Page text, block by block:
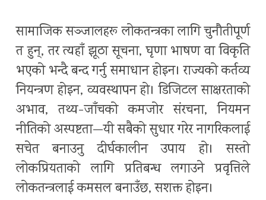
सामाजिक सञ्जालहरू लोकतन्त्रका लागि चुनौतीपूर्ण
त हुन्, तर त्यहाँ झूठा सूचना, घृणा भाषण वा विकृति
भएको भन्दै बन्द गर्नु समाधान होइन। राज्यको कर्तव्य
नियन्त्रण होइन, व्यवस्थापन हो। डिजिटल साक्षरताको
अभाव, तथ्य-जाँचको कमजोर संरचना, नियमन
नीतिको अस्पष्टता—यी सबैको सुधार गरेर नागरिकलाई
सचेत बनाउनु दीर्घकालीन उपाय हो। सस्तो
लोकप्रियताको लागि प्रतिबन्ध लगाउने प्रवृत्तिले
लोकतन्त्रलाई कमसल बनाउँछ, सशक्त होइन।